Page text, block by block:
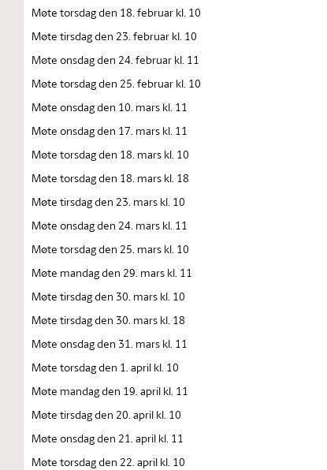
Møte torsdag den 18. februar kl. 10
Møte tirsdag den 23. februar kl. 10
Møte onsdag den 24. februar kl. 11
Møte torsdag den 25. februar kl. 10
Møte onsdag den 10. mars kl. 11
Møte onsdag den 17. mars kl. 11
Møte torsdag den 18. mars kl. 10
Møte torsdag den 18. mars kl. 18
Møte tirsdag den 23. mars kl. 10
Møte onsdag den 24. mars kl. 11
Møte torsdag den 25. mars kl. 10
Møte mandag den 29. mars kl. 11
Møte tirsdag den 30. mars kl. 10
Møte tirsdag den 30. mars kl. 18
Møte onsdag den 31. mars kl. 11
Møte torsdag den 1. april kl. 10
Møte mandag den 19. april kl. 11
Møte tirsdag den 20. april kl. 10
Møte onsdag den 21. april kl. 11
Møte torsdag den 22. april kl. 10